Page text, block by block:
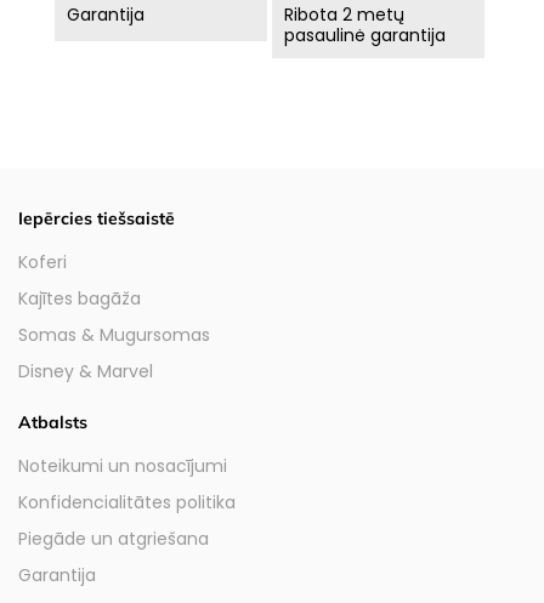
Garantija
Ribota 2 metų
pasaulinė garantija
Iepērcies tiešsaistē
Koferi
Kajītes bagāža
Somas & Mugursomas
Disney & Marvel
Atbalsts
Noteikumi un nosacījumi
Konfidencialitātes politika
Piegāde un atgriešana
Garantija